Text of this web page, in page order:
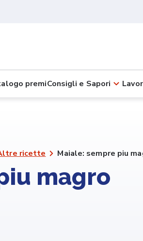
premiConsigli e Sapori
ricette Maiale: sempre piu
magro